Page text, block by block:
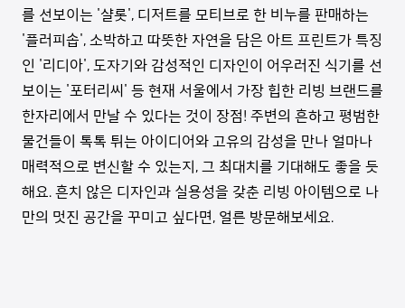
를 선보이는 '샬롯', 디저트를 모티브로 한 비누를 판매하는
'플러피솝', 소박하고 따뜻한 자연을 담은 아트 프린트가 특징
인 '리디아', 도자기와 감성적인 디자인이 어우러진 식기를 선
보이는 '포터리씨' 등 현재 서울에서 가장 힙한 리빙 브랜드를
한자리에서 만날 수 있다는 것이 장점! 주변의 흔하고 평범한
물건들이 톡톡 튀는 아이디어와 고유의 감성을 만나 얼마나
매력적으로 변신할 수 있는지, 그 최대치를 기대해도 좋을 듯
해요. 흔치 않은 디자인과 실용성을 갖춘 리빙 아이템으로 나
만의 멋진 공간을 꾸미고 싶다면, 얼른 방문해보세요.